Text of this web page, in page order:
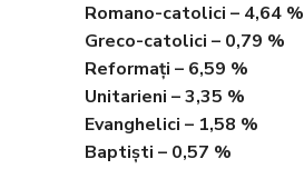
Romano-catolici – 4,64 %
Greco-catolici – 0,79 %
Reformaţi – 6,59 %
Unitarieni – 3,35 %
Evanghelici – 1,58 %
Baptişti – 0,57 %